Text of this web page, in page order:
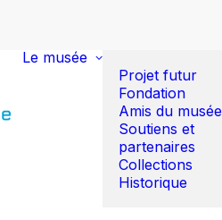
Le musée
Projet futur
Fondation
Amis du musée
Soutiens et
partenaires
Collections
Historique